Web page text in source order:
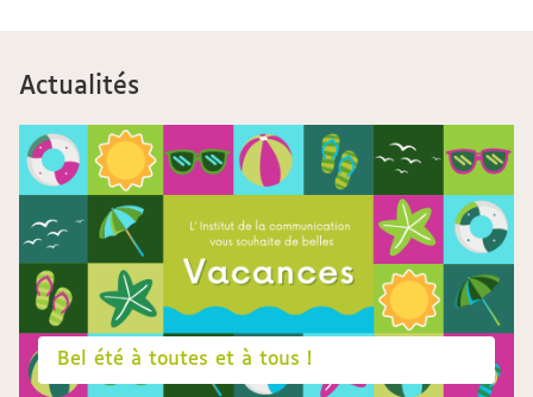
Actualités
Bel été à toutes et à tous !